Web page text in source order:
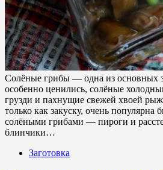
Солёные грибы — одна из основных
особенно ценились, солёные
грузди и пахнущие свежей хвоей
только как закуску, очень популярна
солёными грибами — пироги и
блинчики…
Заготовка